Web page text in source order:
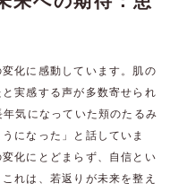
化に感動しています。肌の
実感する声が多数寄せられ
気になっていた頬のたるみ
になった」と話していま
化にとどまらず、自信とい
れは、若返りが未来を整え